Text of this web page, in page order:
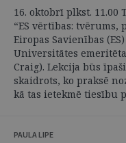
16. oktobrī plkst.
“ES vērtības: tvērums,
Eiropas Savienības
Universitātes
Craig). Lekcija būs
skaidrots, ko praksē
kā tas ietekmē tiesību
PAULA LIPE